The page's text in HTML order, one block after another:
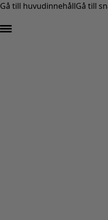
Gå till huvudinnehållGå till